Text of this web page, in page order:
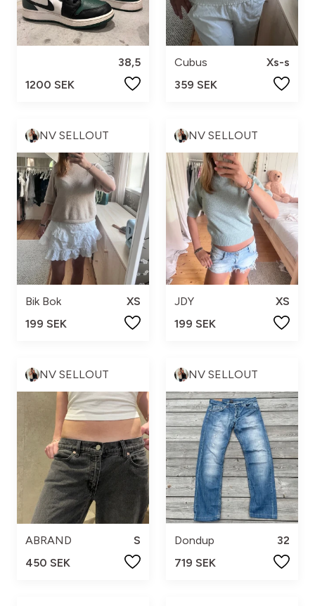
38,5
1200 SEK
Cubus
Xs-s
359 SEK
NV SELLOUT
Bik Bok
XS
199 SEK
NV SELLOUT
JDY
XS
199 SEK
NV SELLOUT
ABRAND
S
450 SEK
NV SELLOUT
Dondup
32
719 SEK